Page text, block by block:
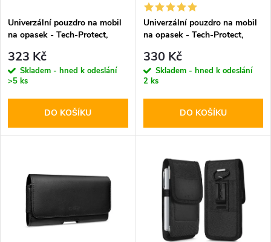
p
r
o
d
s
p
r
o
d
Univerzální pouzdro na mobil
na opasek - Tech-Protect,
323 Kč
Skladem - hned k odeslání
>5 ks
DO KOŠÍKU
Univerzální pouzdro na mobil
na opasek - Tech-Protect,
330 Kč
Skladem - hned k odeslání
2 ks
DO KOŠÍKU